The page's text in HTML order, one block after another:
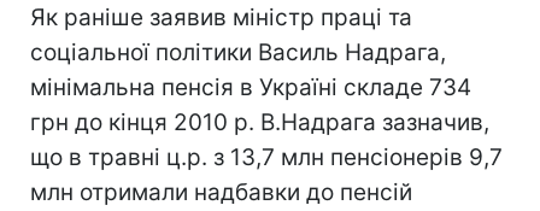
Як раніше заявив міністр праці та
соціальної політики Василь Надрага,
мінімальна пенсія в Україні складе 734
грн до кінця 2010 р. В.Надрага зазначив,
що в травні ц.р. з 13,7 млн пенсіонерів 9,7
млн отримали надбавки до пенсій